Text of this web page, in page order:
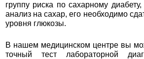
группу риска по сахарному
анализ на сахар, его необходимо
уровня глюкозы.
В нашем медицинском центре вы
точный тест лабораторной